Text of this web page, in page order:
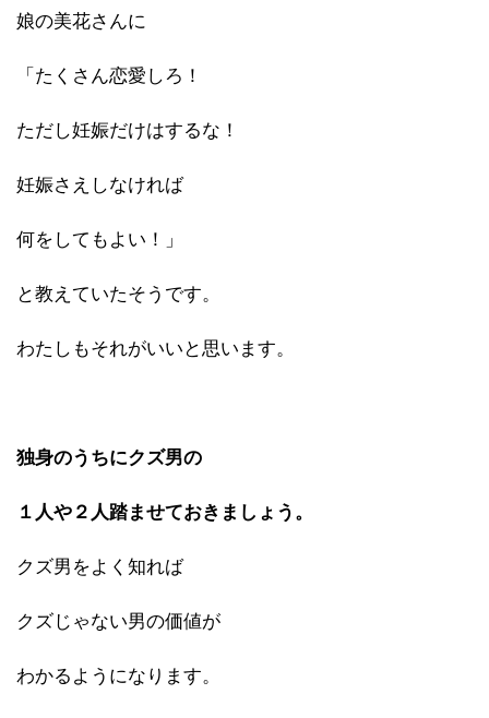
娘の美花さんに
「たくさん恋愛しろ！
ただし妊娠だけはするな！
妊娠さえしなければ
何をしてもよい！」
と教えていたそうです。
わたしもそれがいいと思います。
独身のうちにクズ男の
１人や２人踏ませておきましょう。
クズ男をよく知れば
クズじゃない男の価値が
わかるようになります。